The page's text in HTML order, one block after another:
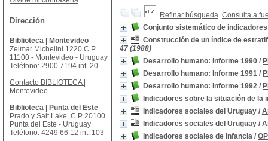
Refinar búsqueda Consulta a
Conjunto sistemático de
Construcción de un índice de
47 (1988)
Desarrollo humano: Informe 1990 /
Desarrollo humano: Informe 1991 /
Desarrollo humano: Informe 1992 /
Indicadores sobre la situación de
Indicadores sociales del Uruguay /
Indicadores sociales del Uruguay /
Indicadores sociales de infancia /
Dirección
Biblioteca | Montevideo
Zelmar Michelini 1220 C.P
11100 - Montevideo - Uruguay
Teléfono: 2900 7194 int. 20
Contacto BIBLIOTECA |
Montevideo
Biblioteca | Punta del Este
Prado y Salt Lake, C.P 20100
Punta del Este - Uruguay
Teléfono: 4249 66 12 int. 103